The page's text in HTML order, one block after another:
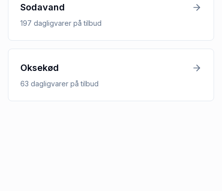
Sodavand
197 dagligvarer på tilbud
Oksekød
63 dagligvarer på tilbud